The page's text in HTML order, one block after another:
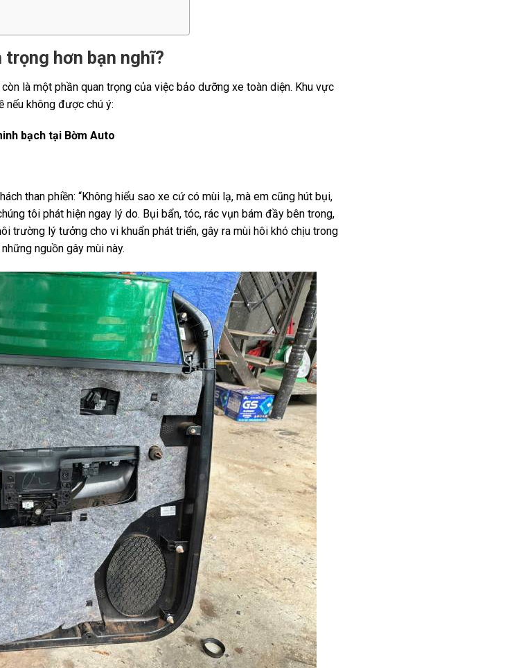
hơn bạn nghĩ?
là một phần quan trọng của việc bảo dưỡng xe toàn diện. Khu vực
nếu không được chú ý:
bạch tại Bờm Auto
than phiền: “Không hiểu sao xe cứ có mùi lạ, mà em cũng hút bụi,
tôi phát hiện ngay lý do. Bụi bẩn, tóc, rác vụn bám đầy bên trong,
trường lý tưởng cho vi khuẩn phát triển, gây ra mùi hôi khó chịu trong
nguồn gây mùi này.